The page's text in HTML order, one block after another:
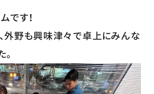
です！
外野も興味津々で卓上にみんな